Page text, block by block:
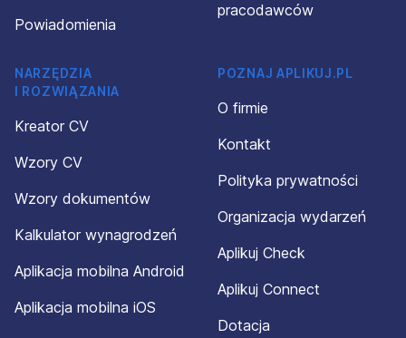
Powiadomienia
pracodawców
NARZĘDZIA
I ROZWIĄZANIA
Kreator CV
Wzory CV
Wzory dokumentów
Kalkulator wynagrodzeń
Aplikacja mobilna Android
Aplikacja mobilna iOS
POZNAJ APLIKUJ.PL
O firmie
Kontakt
Polityka prywatności
Organizacja wydarzeń
Aplikuj Check
Aplikuj Connect
Dotacja